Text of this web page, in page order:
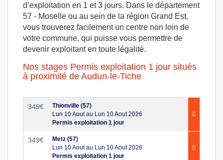
d’exploitation en 1 et 3 jours. Dans le département
57 - Moselle ou au sein de la région Grand Est,
vous trouverez facilement un centre non loin de
votre commune, qui puisse vous permettre de
devenir exploitant en toute légalité.
Nos stages Permis exploitation 1 jour situés
à proximité de Audun-le-Tiche
349€
Thionville (57)
Lun 10 Aout au Lun 10 Aout 2026
Permis exploitation 1 jour
349€
Metz (57)
Lun 10 Aout au Lun 10 Aout 2026
Permis exploitation 1 jour